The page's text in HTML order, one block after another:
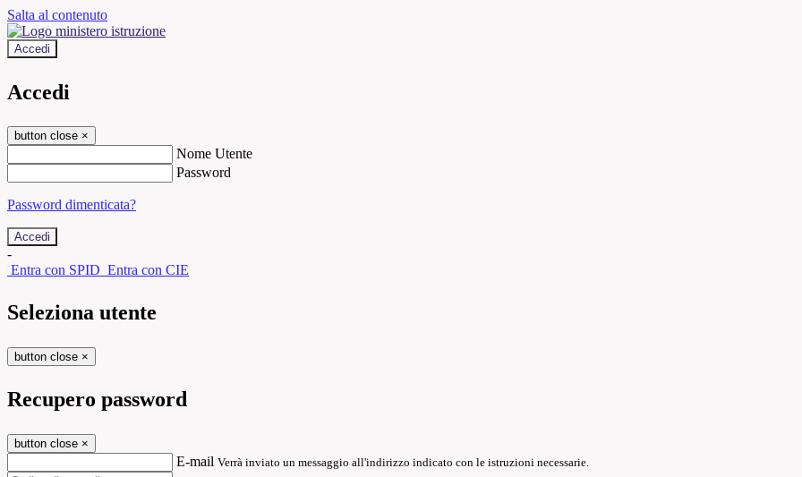
Salta al contenuto
Accedi
Accedi
button close ×
Nome Utente
Password
Password dimenticata?
-
Entra con SPID Entra con CIE
Seleziona utente
button close ×
Recupero password
button close ×
E-mail Verrà inviato un messaggio all'indirizzo indicato con le istruzioni necessarie.